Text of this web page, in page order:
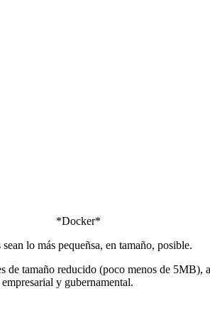
*Docker*
lo más pequeñsa, en tamaño, posible.
tamaño reducido (poco menos de
y gubernamental.